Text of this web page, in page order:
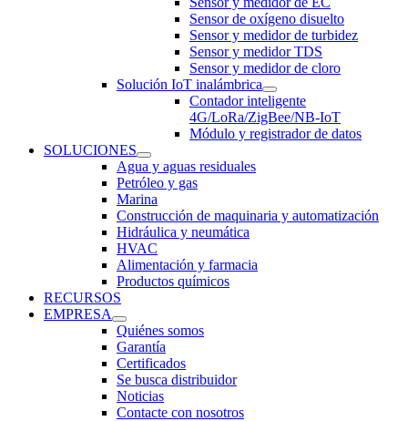
Sensor de oxígeno disuelto
Sensor y medidor de turbidez
Sensor y medidor TDS
Sensor y medidor de cloro
Solución IoT inalámbrica
Contador inteligente
4G/LoRa/ZigBee/NB-IoT
Módulo y registrador de datos
SOLUCIONES
Agua y aguas residuales
Petróleo y gas
Marina
Construcción de maquinaria y automatización
Hidráulica y neumática
HVAC
Alimentación y farmacia
Productos químicos
RECURSOS
EMPRESA
Quiénes somos
Garantía
Certificados
Se busca distribuidor
Noticias
Contacte con nosotros